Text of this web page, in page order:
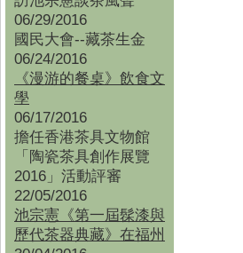
06/29/2016
國民大會--藏茶生金
06/24/2016
《漫游的餐桌》飲食文
學
06/17/2016
擔任香港茶具文物館
「陶瓷茶具創作展覽
2016」活動評審
22/05/2016
池宗憲《第一屆髹漆與
歷代茶器典藏》在福州